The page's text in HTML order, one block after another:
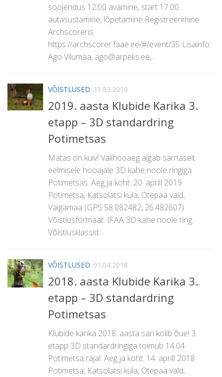
soojendus 12:00 avamine, start 17:00
autasustamine, lõpetamine Registreerimine
Archscoreris
https://archscorer.faae.ee/#/event/35 Lisainfo:
Ago Vilumaa, ago@arpeks.ee,...
VÕISTLUSED 31.03.2019
2019. aasta Klubide Karika 3.
etapp – 3D standardring
Potimetsas
Mätas on kuiv! Välihooaeg algab sarnaselt
eelmisele hooajale 3D kahe noole ringiga
Potimetsas. Aeg ja koht: 20. aprill 2019
Potimetsa, Katsolatsi küla, Otepää vald,
Valgamaa (GPS 58.082482, 26.482607)
Võistlusformaat: IFAA 3D kahe noole ring
Võistlusklassid:...
VÕISTLUSED 01.04.2018
2018. aasta Klubide Karika 3.
etapp – 3D standardring
Potimetsas
Klubide karika 2018. aasta sari kolib õue! 3.
etapp 3D standardringiga toimub 14.04
Potimetsa rajal. Aeg ja koht: 14. aprill 2018
Potimetsa, Katsolatsi küla, Otepää vald,